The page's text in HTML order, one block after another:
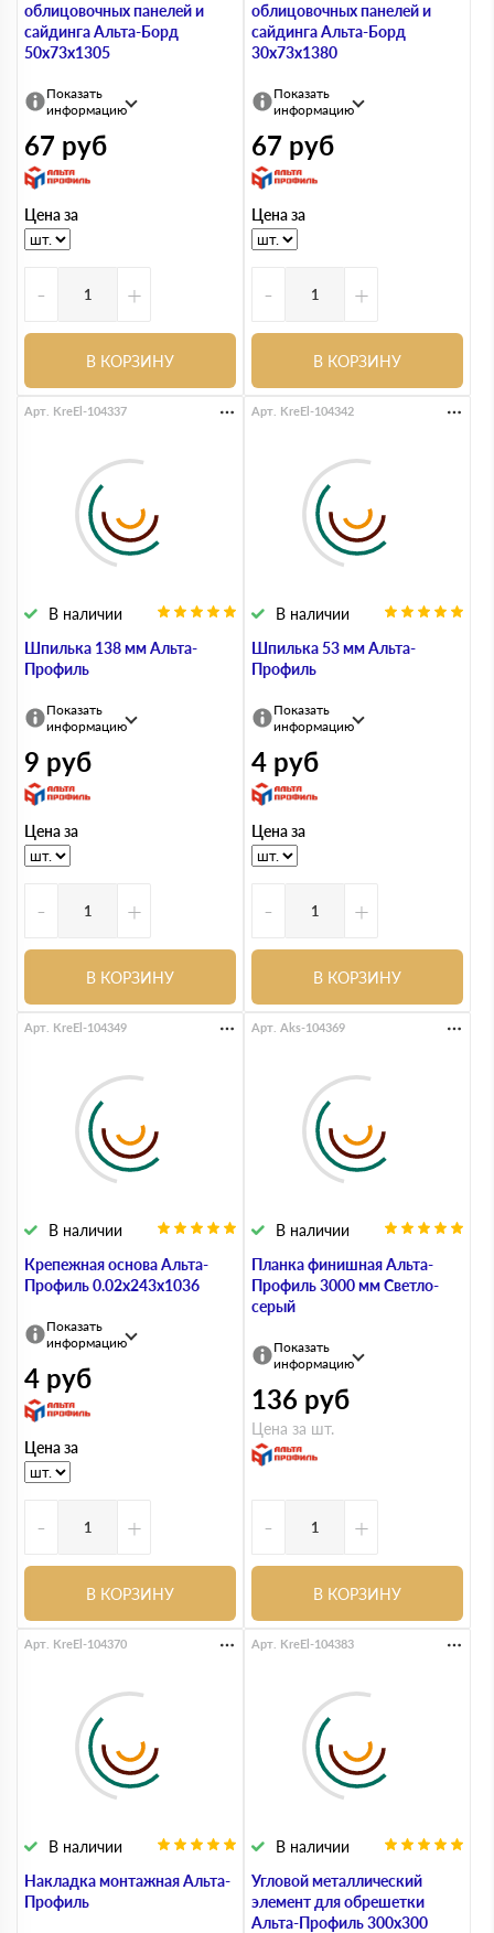
облицовочных панелей и
сайдинга Альта-Борд
50х73х1305
Показать
информацию
67 руб
Цена за
- +
В КОРЗИНУ
облицовочных панелей и
сайдинга Альта-Борд
30х73х1380
Показать
информацию
67 руб
Цена за
- +
В КОРЗИНУ
Шпилька 138 мм Альта-
Профиль
В наличии
Арт. KreEl-104337
Показать
информацию
9 руб
Цена за
- +
В КОРЗИНУ
Шпилька 53 мм Альта-
Профиль
В наличии
Арт. KreEl-104342
Показать
информацию
4 руб
Цена за
- +
В КОРЗИНУ
Крепежная основа Альта-
Профиль 0.02х243х1036
В наличии
Арт. KreEl-104349
Показать
информацию
4 руб
Цена за
- +
В КОРЗИНУ
Планка финишная Альта-
Профиль 3000 мм Светло-
серый
В наличии
Арт. Aks-104369
Показать
информацию
136 руб
Цена за шт.
- +
В КОРЗИНУ
Накладка монтажная Альта-
Профиль
В наличии
Арт. KreEl-104370
Угловой металлический
элемент для обрешетки
Альта-Профиль 300х300
В наличии
Арт. KreEl-104383